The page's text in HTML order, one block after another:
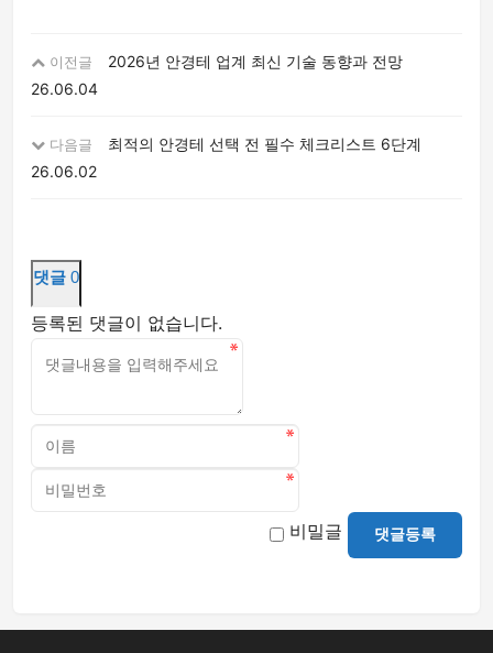
이전글
2026년 안경테 업계 최신 기술 동향과 전망
26.06.04
다음글
최적의 안경테 선택 전 필수 체크리스트 6단계
26.06.02
댓글 0
등록된 댓글이 없습니다.
비밀글 댓글등록